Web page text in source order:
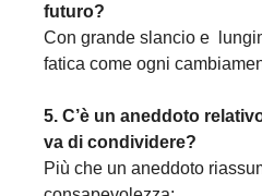
futuro?
Con grande slancio e
fatica come ogni
5. C’è un aneddoto
va di condividere?
Più che un aneddoto